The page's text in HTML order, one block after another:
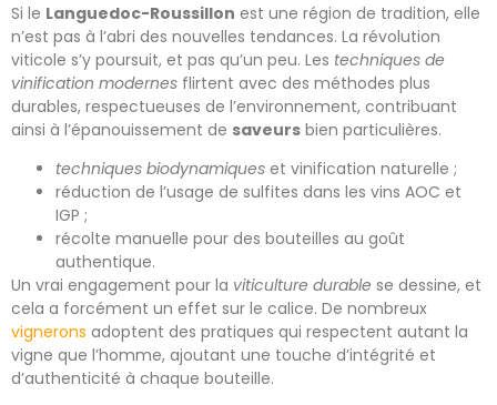
Si le Languedoc-Roussillon est une région de tradition, elle
n’est pas à l’abri des nouvelles tendances. La révolution
viticole s’y poursuit, et pas qu’un peu. Les techniques de
vinification modernes flirtent avec des méthodes plus
durables, respectueuses de l’environnement, contribuant
ainsi à l’épanouissement de saveurs bien particulières.
techniques biodynamiques et vinification naturelle ;
réduction de l’usage de sulfites dans les vins AOC et
IGP ;
récolte manuelle pour des bouteilles au goût
authentique.
Un vrai engagement pour la viticulture durable se dessine, et
cela a forcément un effet sur le calice. De nombreux
vignerons adoptent des pratiques qui respectent autant la
vigne que l’homme, ajoutant une touche d’intégrité et
d’authenticité à chaque bouteille.